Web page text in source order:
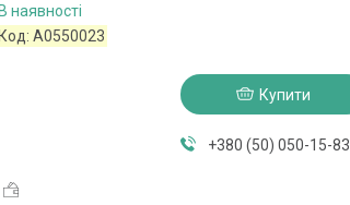
В наявності
Код:A0550023
Купити
+380 (50) 050-15-83